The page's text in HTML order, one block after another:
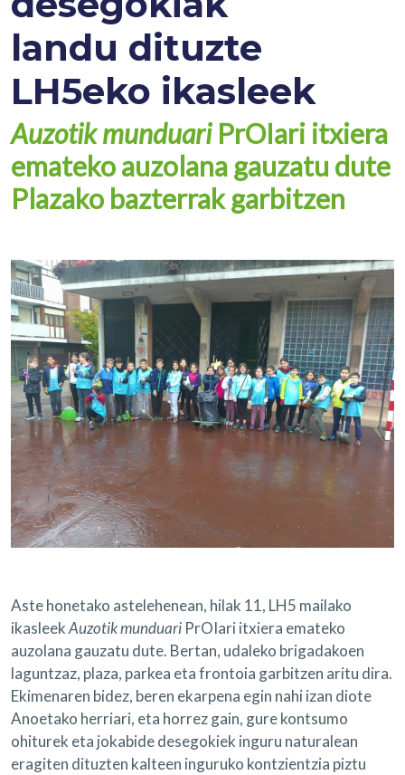
landu dituzte
LH5eko ikasleek
Auzotik munduariPrOIari itxiera
emateko auzolana gauzatu dute
Plazako bazterrak garbitzen
Aste honetako astelehenean, hilak 11, LH5 mailako
ikasleekAuzotik munduari PrOIari itxiera emateko
auzolana gauzatu dute. Bertan, udaleko brigadakoen
laguntzaz, plaza, parkea eta frontoia garbitzen aritu dira.
Ekimenaren bidez, beren ekarpena egin nahi izan diote
Anoetako herriari, eta horrez gain, gure kontsumo
ohiturek eta jokabide desegokiek inguru naturalean
eragiten dituzten kalteen inguruko kontzientzia piztu